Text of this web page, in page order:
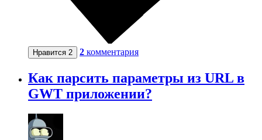
Нравится 2 2 комментария
Как парсить параметры из URL в
GWT приложении?